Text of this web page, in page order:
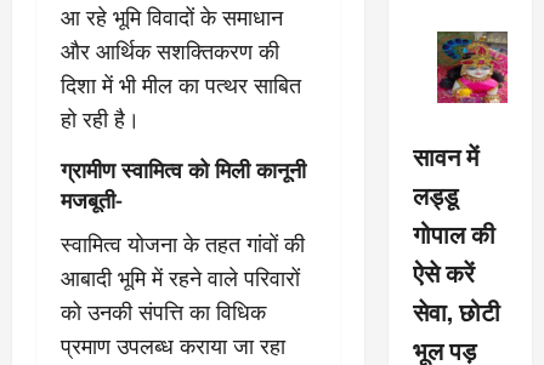
आ रहे भूमि विवादों के समाधान
और आर्थिक सशक्तिकरण की
दिशा में भी मील का पत्थर साबित
हो रही है।
ग्रामीण स्वामित्व को मिली कानूनी
मजबूती-
स्वामित्व योजना के तहत गांवों की
आबादी भूमि में रहने वाले परिवारों
को उनकी संपत्ति का विधिक
प्रमाण उपलब्ध कराया जा रहा
सावन में
लड्डू
गोपाल की
ऐसे करें
सेवा, छोटी
भूल पड़